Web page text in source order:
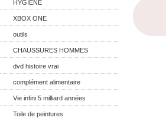
HYGIENE
XBOX ONE
outils
CHAUSSURES HOMMES
dvd histoire vrai
complément alimentaire
Vie infini 5 milliard années
Toile de peintures